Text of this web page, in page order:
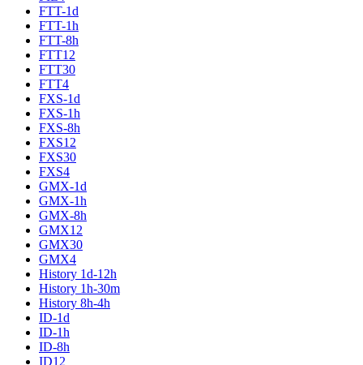
FTT-1d
FTT-1h
FTT-8h
FTT12
FTT30
FTT4
FXS-1d
FXS-1h
FXS-8h
FXS12
FXS30
FXS4
GMX-1d
GMX-1h
GMX-8h
GMX12
GMX30
GMX4
History 1d-12h
History 1h-30m
History 8h-4h
ID-1d
ID-1h
ID-8h
ID12